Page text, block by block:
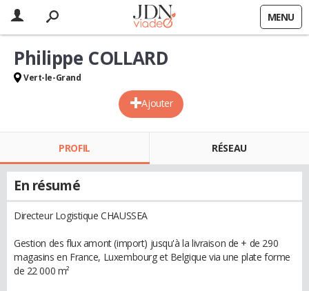
MENU
Ajouter
Philippe COLLARD
Vert-le-Grand
PROFIL RÉSEAU
En résumé
Directeur Logistique CHAUSSEA
Gestion des flux amont (import) jusqu'à la livraison de + de 290
magasins en France, Luxembourg et Belgique via une plate forme
de 22 000 m²